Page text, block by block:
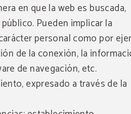
en que la web es buscada,
Pueden implicar la
personal como por
de la conexión, la
de navegación, etc.
expresado a través de la